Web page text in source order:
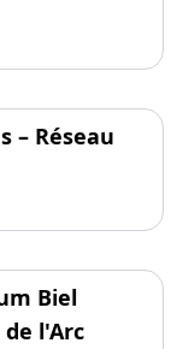
– Réseau
Biel
de l'Arc